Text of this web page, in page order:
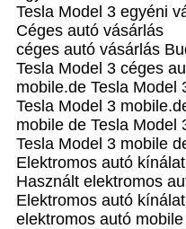
Tesla Model 3 egyéni
Céges autó vásárlás
céges autó vásárlás
Tesla Model 3 céges
mobile.de Tesla Model
Tesla Model 3
mobile de Tesla Model
Tesla Model 3 mobile
Elektromos autó kínálat
Használt elektromos
Elektromos autó
elektromos autó mobile